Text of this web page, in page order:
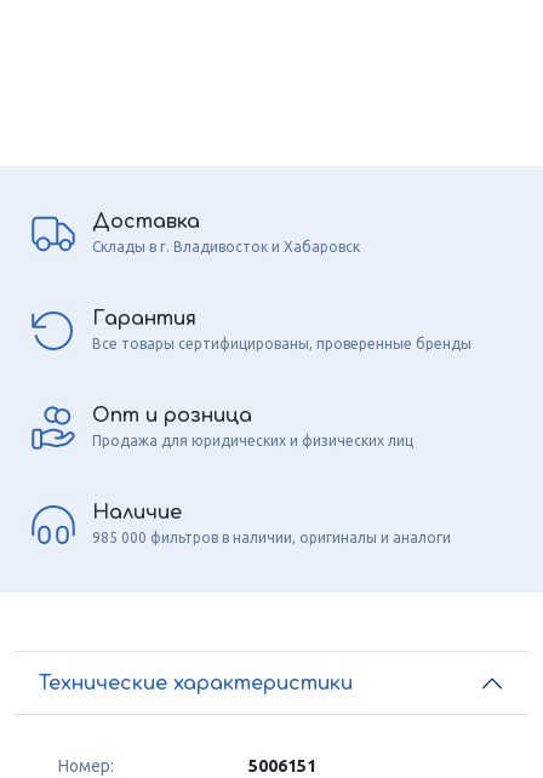
Доставка
Склады в г. Владивосток и Хабаровск
Гарантия
Все товары сертифицированы, проверенные бренды
Опт и розница
Продажа для юридических и физических лиц
Наличие
985 000 фильтров в наличии, оригиналы и аналоги
Технические характеристики
Номер: 5006151